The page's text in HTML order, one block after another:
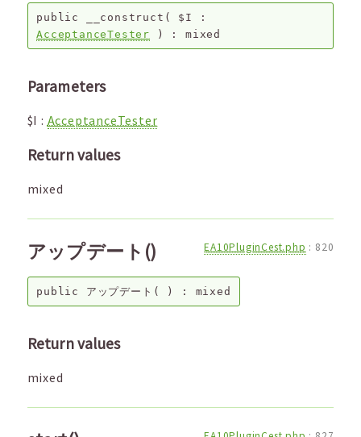
public __construct ( $I
:
AcceptanceTester
) :mixed
Parameters
$I : AcceptanceTester
Return values
mixed
アップデート() EA10PluginCest.php : 820
public アップデート ( ) : mixed
Return values
mixed